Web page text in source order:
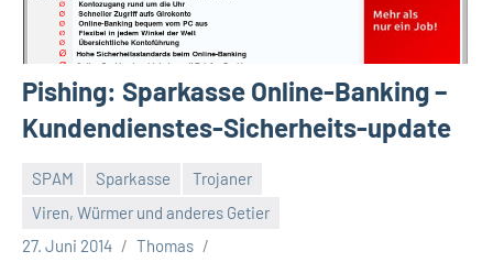
Pishing: Sparkasse Online-Banking –
Kundendienstes-Sicherheits-update
SPAM Sparkasse
Trojaner
Viren, Würmer und anderes Getier
27. Juni 2014
Thomas